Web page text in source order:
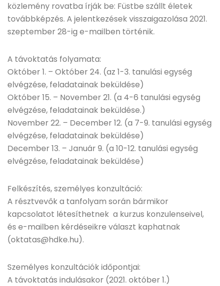
közlemény rovatba írják be: Füstbe szállt életek
továbbképzés. A jelentkezések visszaigazolása 2021.
szeptember 28-ig e-mailben történik.
A távoktatás folyamata:
Október 1. – Október 24. (az 1-3. tanulási egység
elvégzése, feladatainak beküldése)
Október 15. – November 21. (a 4-6 tanulási egység
elvégzése, feladatainak beküldése.)
November 22. – December 12. (a 7-9. tanulási egység
elvégzése, feladatainak beküldése)
December 13. – Január 9. (a 10-12. tanulási egység
elvégzése, feladatainak beküldése)
Felkészítés, személyes konzultáció:
A résztvevők a tanfolyam során bármikor
kapcsolatot létesíthetnek a kurzus konzulenseivel,
és e-mailben kérdéseikre választ kaphatnak
(oktatas@hdke.hu).
Személyes konzultációk időpontjai:
A távoktatás indulásakor (2021. október 1.)